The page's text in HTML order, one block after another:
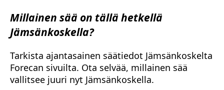
Millainen sää on tällä hetkellä
Jämsänkoskella?
Tarkista ajantasainen säätiedot Jämsänkoskelta
Forecan sivuilta. Ota selvää, millainen sää
vallitsee juuri nyt Jämsänkoskella.